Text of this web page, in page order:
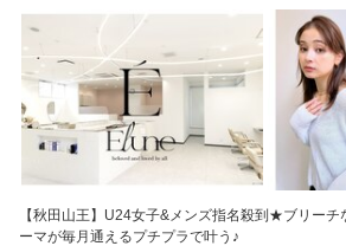
【秋田山王】U24女子&メンズ指名殺到★ブリー
ーマが毎月通えるプチプラで叶う♪